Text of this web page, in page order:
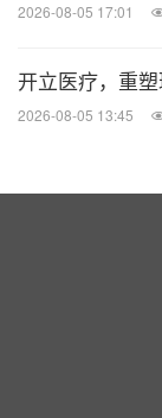
2026-08-05 17:01
开立医疗，重
2026-08-05 13:45